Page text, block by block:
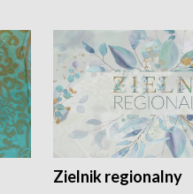
Zielnik regionalny